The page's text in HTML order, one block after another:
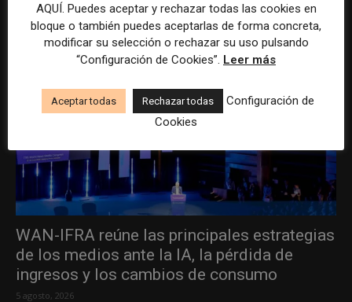
WAN-IFRA reúne las principales estrategias
de los medios ante la IA, la pérdida de
ingresos y los cambios de consumo
5 agosto, 2026
AQUÍ. Puedes aceptar y rechazar todas las cookies en
bloque o también puedes aceptarlas de forma concreta,
modificar su selección o rechazar su uso pulsando
“Configuración de Cookies”. Leer más
Aceptar todas Rechazar todas
Configuración de
Cookies